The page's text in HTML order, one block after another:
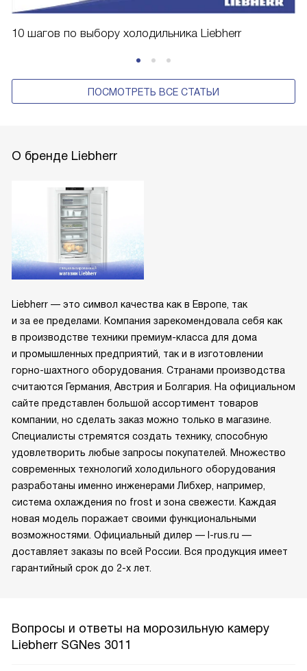
10 шагов по выбору холодильника Liebherr
ПОСМОТРЕТЬ ВСЕ СТАТЬИ
О бренде Liebherr
Liebherr — это символ качества как в Европе, так
и за ее пределами. Компания зарекомендовала себя как
в производстве техники премиум-класса для дома
и промышленных предприятий, так и в изготовлении
горно-шахтного оборудования. Странами производства
считаются Германия, Австрия и Болгария. На официальном
сайте представлен большой ассортимент товаров
компании, но сделать заказ можно только в магазине.
Специалисты стремятся создать технику, способную
удовлетворить любые запросы покупателей. Множество
современных технологий холодильного оборудования
разработаны именно инженерами Либхер, например,
система охлаждения no frost и зона свежести. Каждая
новая модель поражает своими функциональными
возможностями. Официальный дилер — l-rus.ru —
доставляет заказы по всей России. Вся продукция имеет
гарантийный срок до 2-х лет.
Вопросы и ответы на морозильную камеру
Liebherr SGNes 3011